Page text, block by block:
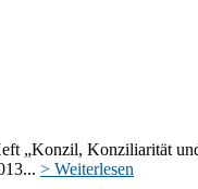
„Konzil, Konziliarität
> Weiterlesen